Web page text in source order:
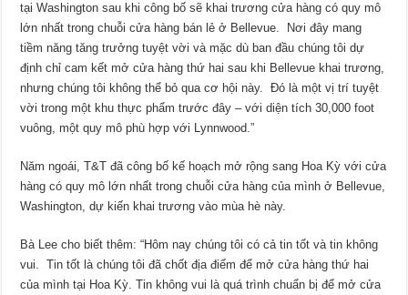
tại Washington sau khi công bố sẽ khai trương cửa hàng có quy mô
lớn nhất trong chuỗi cửa hàng bán lẻ ở Bellevue. Nơi đây mang
tiềm năng tăng trưởng tuyệt vời và mặc dù ban đầu chúng tôi dự
định chỉ cam kết mở cửa hàng thứ hai sau khi Bellevue khai trương,
nhưng chúng tôi không thể bỏ qua cơ hội này. Đó là một vị trí tuyệt
vời trong một khu thực phẩm trước đây – với diện tích 30,000 foot
vuông, một quy mô phù hợp với Lynnwood.”
Năm ngoái, T&T đã công bố kế hoạch mở rộng sang Hoa Kỳ với cửa
hàng có quy mô lớn nhất trong chuỗi cửa hàng của mình ở Bellevue,
Washington, dự kiến khai trương vào mùa hè này.
Bà Lee cho biết thêm: “Hôm nay chúng tôi có cả tin tốt và tin không
vui. Tin tốt là chúng tôi đã chốt địa điểm để mở cửa hàng thứ hai
của mình tại Hoa Kỳ. Tin không vui là quá trình chuẩn bị để mở cửa